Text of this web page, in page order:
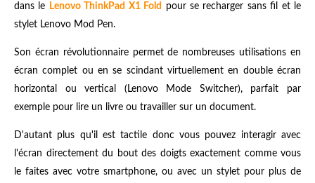
dans le
Lenovo ThinkPad X1 Fold
pour se recharger sans fil et le
stylet Lenovo Mod Pen.
Son écran révolutionnaire permet de nombreuses utilisations en
écran complet ou en se scindant virtuellement en double écran
horizontal ou vertical (Lenovo Mode Switcher), parfait par
exemple pour lire un livre ou travailler sur un document.
D'autant plus qu'il est tactile donc vous pouvez interagir avec
l'écran directement du bout des doigts exactement comme vous
le faites avec votre smartphone, ou avec un stylet pour plus de